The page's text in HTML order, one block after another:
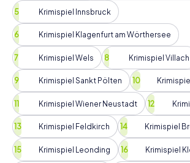
Krimispiel Innsbruck
Krimispiel Klagenfurt am Wörthersee
Krimispiel Wels Krimispiel Villach
Krimispiel Sankt Pölten
Krimispiel Wiener Neustadt
Krimispiel Feldkirch Krimispiel
Krimispiel Leonding Krimispiel